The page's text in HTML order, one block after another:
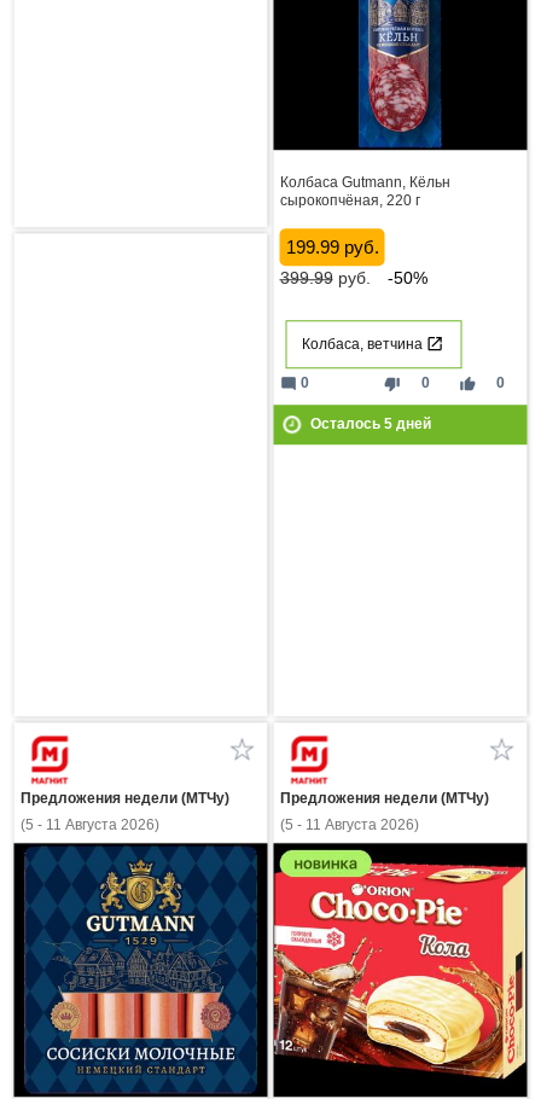
Колбаса Gutmann, Кёльн
сырокопчёная, 220 г
199.99 руб.
399.99руб. -50%
Колбаса, ветчина
thumb_down 0 thumb_up 0
mode_comment 0
Осталось 5дней
Предложения недели (МТЧу)
(5 - 11 Августа 2026)
Предложения недели (МТЧу)
(5 - 11 Августа 2026)